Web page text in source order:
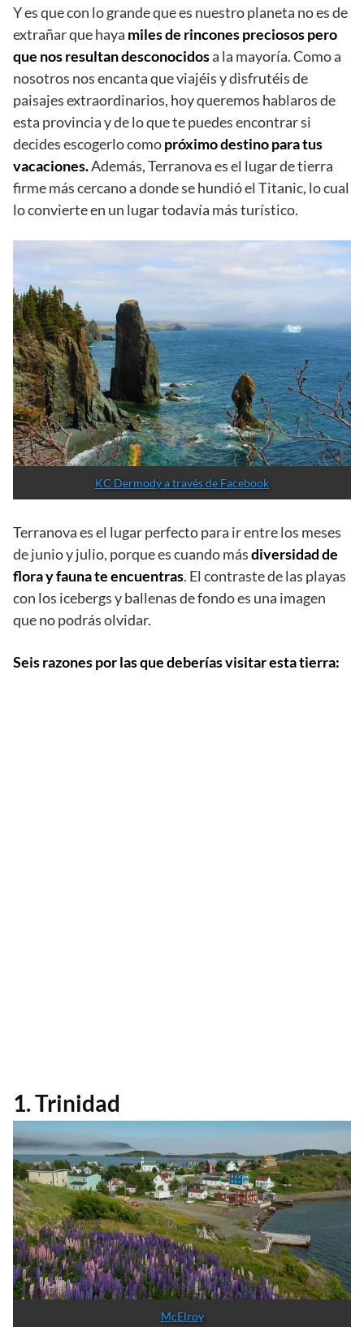
Y es que con lo grande que es nuestro planeta no es de
extrañar que haya miles de rincones preciosos pero
que nos resultan desconocidosa la mayoría. Como a
nosotros nos encanta que viajéis y disfrutéis de
paisajes extraordinarios, hoy queremos hablaros de
esta provincia y de lo que te puedes encontrar si
decides escogerlo comopróximo destino para tus
vacaciones.Además, Terranova es el lugar de tierra
firme más cercano a donde se hundió el Titanic, lo cual
lo convierte en un lugar todavía más turístico.
KC Dermody a través de Facebook
Terranova es el lugar perfecto para ir entre los meses
de junio y julio, porque es cuando másdiversidad de
flora y fauna te encuentras. El contraste de las playas
con los icebergs y ballenas de fondo es una imagen
que no podrás olvidar.
Seis razones por las que deberías visitar esta tierra:
1. Trinidad
McElroy